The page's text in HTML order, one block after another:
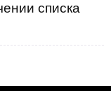
списка